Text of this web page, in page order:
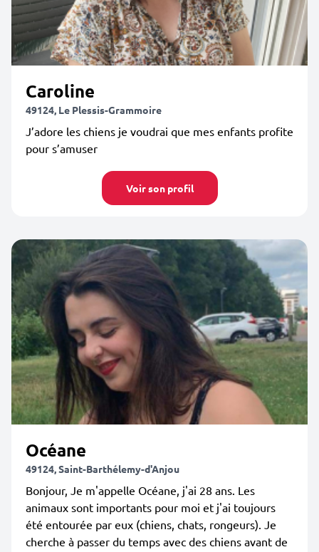
Caroline
49124, Le Plessis-Grammoire
J’adore les chiens je voudrai que mes enfants profite
pour s’amuser
Voir son profil
Océane
49124, Saint-Barthélemy-d'Anjou
Bonjour, Je m'appelle Océane, j'ai 28 ans. Les
animaux sont importants pour moi et j'ai toujours
été entourée par eux (chiens, chats, rongeurs). Je
cherche à passer du temps avec des chiens avant de